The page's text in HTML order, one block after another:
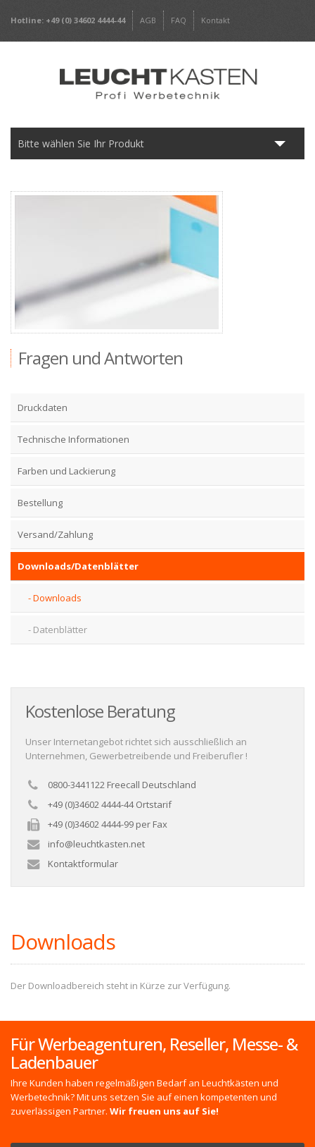
Hotline: +49 (0) 34602 4444-44 AGB FAQ Kontakt
Bitte wählen Sie Ihr Produkt
Werbeschilder
Digitaldrucke
Zubehör
Fragen und Antworten
Druckdaten
Technische Informationen
Farben und Lackierung
Bestellung
Versand/Zahlung
Downloads/Datenblätter
Downloads
Datenblätter
Kostenlose Beratung
Unser Internetangebot richtet sich ausschließlich an
Unternehmen, Gewerbetreibende und Freiberufler !
0800-3441122 Freecall Deutschland
+49 (0)34602 4444-44 Ortstarif
+49 (0)34602 4444-99 per Fax
info@leuchtkasten.net
Kontaktformular
Downloads
Der Downloadbereich steht in Kürze zur Verfügung.
Für Werbeagenturen, Reseller, Messe- &
Ladenbauer
Ihre Kunden haben regelmäßigen Bedarf an Leuchtkästen und
Werbetechnik? Mit uns setzen Sie auf einen kompetenten und
zuverlässigen Partner. Wir freuen uns auf Sie!